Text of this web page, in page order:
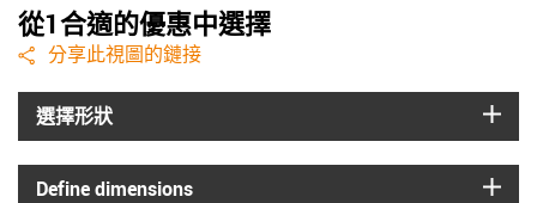
從1合適的優惠中選擇
igus-icon-share
分享此視圖的鏈接
選擇形狀
Define dimensions